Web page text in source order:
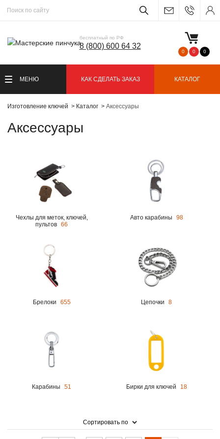
бесплатный по РФ
8 (800) 600 64 32
0 0 0
МЕНЮ КАК СДЕЛАТЬ ЗАКАЗ КАТАЛОГ
Изготовление ключей Каталог Аксессуары
Аксессуары
Чехлы для меток, ключей,
пультов 66
Авто карабины 98
Брелоки 655 Цепочки 8
Карабины 51 Бирки для ключей 18
Сортировать по